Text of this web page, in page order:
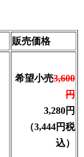
販売価格
希望小売3,600
円
3,280円
（3,444円税
込）